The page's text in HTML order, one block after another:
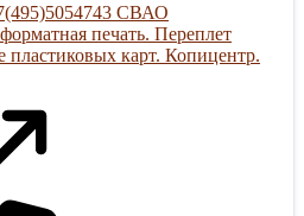
СВАО
печать. Переплет
пластиковых карт. Копицентр.